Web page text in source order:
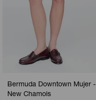
Bermuda Downtown Mujer -
New Chamois
Shorts
Vestidos y polleras
Pijamas
Calzas
Shorts
Ropa interior
Polos
Ropa interior
Pijamas
Sets